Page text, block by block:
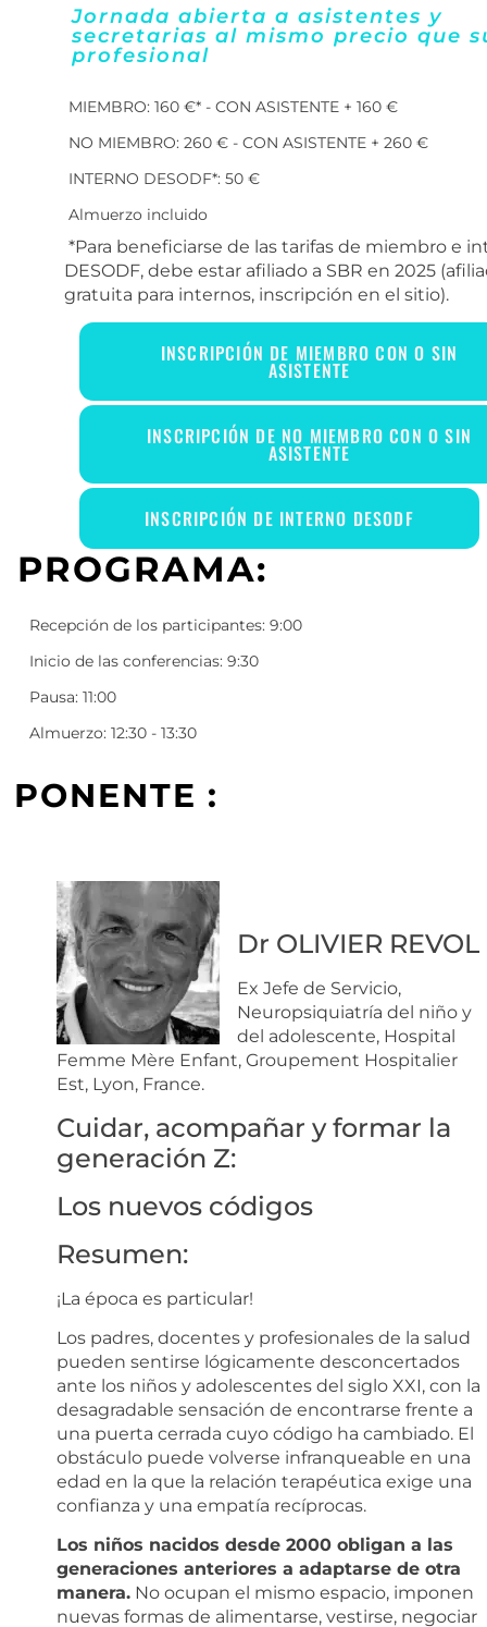
Jornada abierta a asistentes y
secretarias al mismo precio que
profesional
MIEMBRO: 160 €* - CON ASISTENTE + 160 €
NO MIEMBRO: 260 € - CON ASISTENTE + 260 €
INTERNO DESODF*: 50 €
Almuerzo incluido
*Para beneficiarse de las tarifas de miembro e
DESODF, debe estar afiliado a SBR en 2025
gratuita para internos, inscripción en el sitio).
INSCRIPCIÓN DE MIEMBRO CON O SIN
ASISTENTE
INSCRIPCIÓN DE NO MIEMBRO CON O SIN
ASISTENTE
INSCRIPCIÓN DE INTERNO DESODF
PROGRAMA:
Recepción de los participantes: 9:00
Inicio de las conferencias: 9:30
Pausa: 11:00
Almuerzo: 12:30 - 13:30
PONENTE :
Dr OLIVIER REVOL
Ex Jefe de Servicio,
Neuropsiquiatría del niño y
del adolescente, Hospital
Femme Mère Enfant, Groupement Hospitalier
Est, Lyon, France.
Cuidar, acompañar y formar la
generación Z:
Los nuevos códigos
Resumen:
¡La época es particular!
Los padres, docentes y profesionales de la salud
pueden sentirse lógicamente desconcertados
ante los niños y adolescentes del siglo XXI, con la
desagradable sensación de encontrarse frente a
una puerta cerrada cuyo código ha cambiado. El
obstáculo puede volverse infranqueable en una
edad en la que la relación terapéutica exige una
confianza y una empatía recíprocas.
Los niños nacidos desde 2000 obligan a las
generaciones anteriores a adaptarse de otra
manera. No ocupan el mismo espacio, imponen
nuevas formas de alimentarse, vestirse, negociar